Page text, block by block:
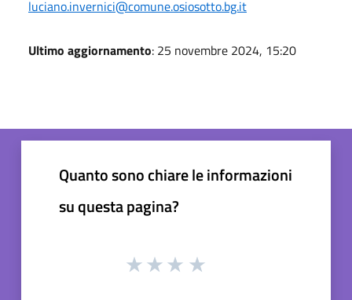
luciano.invernici@comune.osiosotto.bg.it
Ultimo aggiornamento: 25 novembre 2024, 15:20
Quanto sono chiare le informazioni
su questa pagina?